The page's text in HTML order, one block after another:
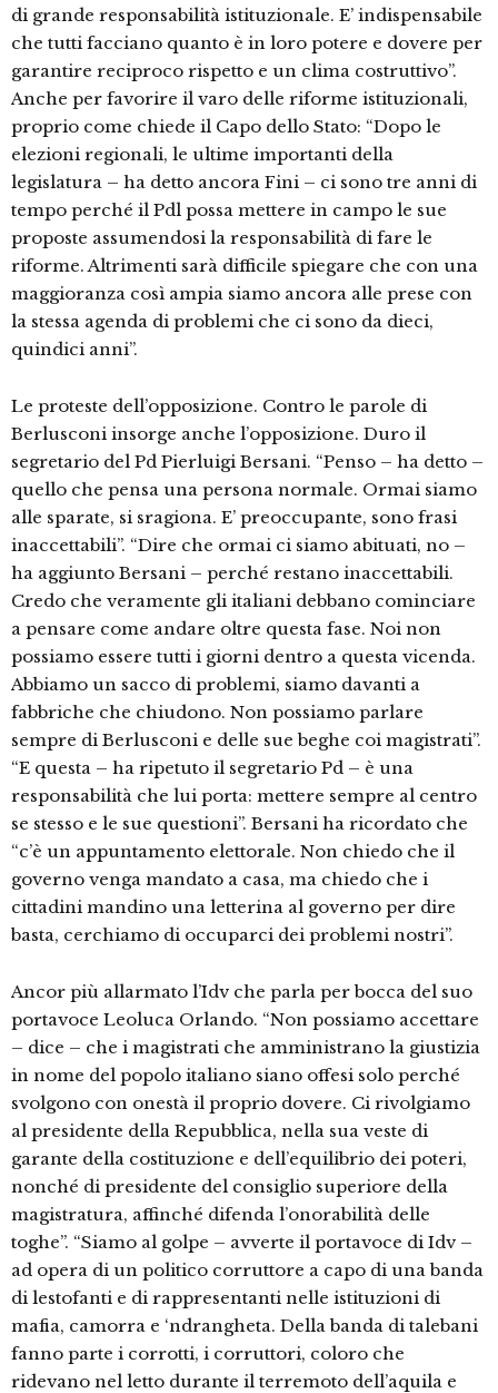
di grande responsabilità istituzionale. E’ indispensabile
che tutti facciano quanto è in loro potere e dovere per
garantire reciproco rispetto e un clima costruttivo”.
Anche per favorire il varo delle riforme istituzionali,
proprio come chiede il Capo dello Stato: “Dopo le
elezioni regionali, le ultime importanti della
legislatura – ha detto ancora Fini – ci sono tre anni di
tempo perché il Pdl possa mettere in campo le sue
proposte assumendosi la responsabilità di fare le
riforme. Altrimenti sarà difficile spiegare che con una
maggioranza così ampia siamo ancora alle prese con
la stessa agenda di problemi che ci sono da dieci,
quindici anni”.
Le proteste dell’opposizione. Contro le parole di
Berlusconi insorge anche l’opposizione. Duro il
segretario del Pd Pierluigi Bersani. “Penso – ha detto –
quello che pensa una persona normale. Ormai siamo
alle sparate, si sragiona. E’ preoccupante, sono frasi
inaccettabili”. “Dire che ormai ci siamo abituati, no –
ha aggiunto Bersani – perché restano inaccettabili.
Credo che veramente gli italiani debbano cominciare
a pensare come andare oltre questa fase. Noi non
possiamo essere tutti i giorni dentro a questa vicenda.
Abbiamo un sacco di problemi, siamo davanti a
fabbriche che chiudono. Non possiamo parlare
sempre di Berlusconi e delle sue beghe coi magistrati”.
“E questa – ha ripetuto il segretario Pd – è una
responsabilità che lui porta: mettere sempre al centro
se stesso e le sue questioni”. Bersani ha ricordato che
“c’è un appuntamento elettorale. Non chiedo che il
governo venga mandato a casa, ma chiedo che i
cittadini mandino una letterina al governo per dire
basta, cerchiamo di occuparci dei problemi nostri”.
Ancor più allarmato l’Idv che parla per bocca del suo
portavoce Leoluca Orlando. “Non possiamo accettare
– dice – che i magistrati che amministrano la giustizia
in nome del popolo italiano siano offesi solo perché
svolgono con onestà il proprio dovere. Ci rivolgiamo
al presidente della Repubblica, nella sua veste di
garante della costituzione e dell’equilibrio dei poteri,
nonché di presidente del consiglio superiore della
magistratura, affinché difenda l’onorabilità delle
toghe”. “Siamo al golpe – avverte il portavoce di Idv –
ad opera di un politico corruttore a capo di una banda
di lestofanti e di rappresentanti nelle istituzioni di
mafia, camorra e ‘ndrangheta. Della banda di talebani
fanno parte i corrotti, i corruttori, coloro che
ridevano nel letto durante il terremoto dell’aquila e